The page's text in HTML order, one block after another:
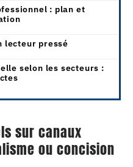
: plan et
lecteur pressé
selon les secteurs :
sur canaux
ou concision